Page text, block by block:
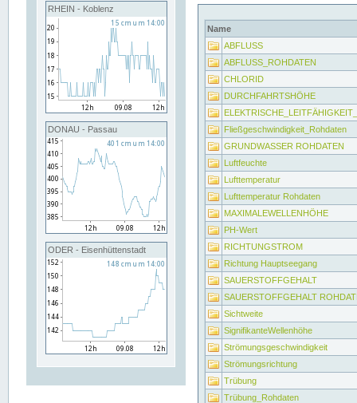
RHEIN - Koblenz
DONAU - Passau
ODER - Eisenhüttenstadt
Name
ABFLUSS
ABFLUSS_ROHDATEN
CHLORID
DURCHFAHRTSHÖHE
Fließgeschwindigkeit_Rohdaten
GRUNDWASSER ROHDATEN
Luftfeuchte
Lufttemperatur
Lufttemperatur Rohdaten
MAXIMALEWELLENHÖHE
PH-Wert
RICHTUNGSTROM
Richtung Hauptseegang
SAUERSTOFFGEHALT
SAUERSTOFFGEHALT
Sichtweite
SignifikanteWellenhöhe
Strömungsgeschwindigkeit
Strömungsrichtung
Trübung
Trübung_Rohdaten